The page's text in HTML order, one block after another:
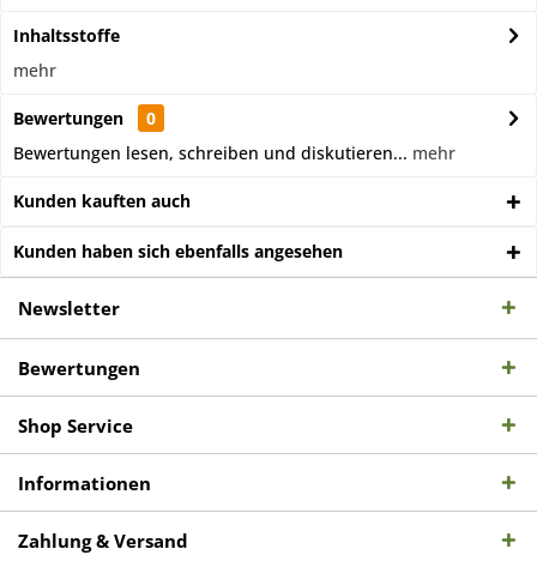
Inhaltsstoffe
mehr
Bewertungen
0
Bewertungen lesen, schreiben und diskutieren... mehr
Kunden kauften auch
Kunden haben sich ebenfalls angesehen
Newsletter
Bewertungen
Shop Service
Informationen
Zahlung & Versand